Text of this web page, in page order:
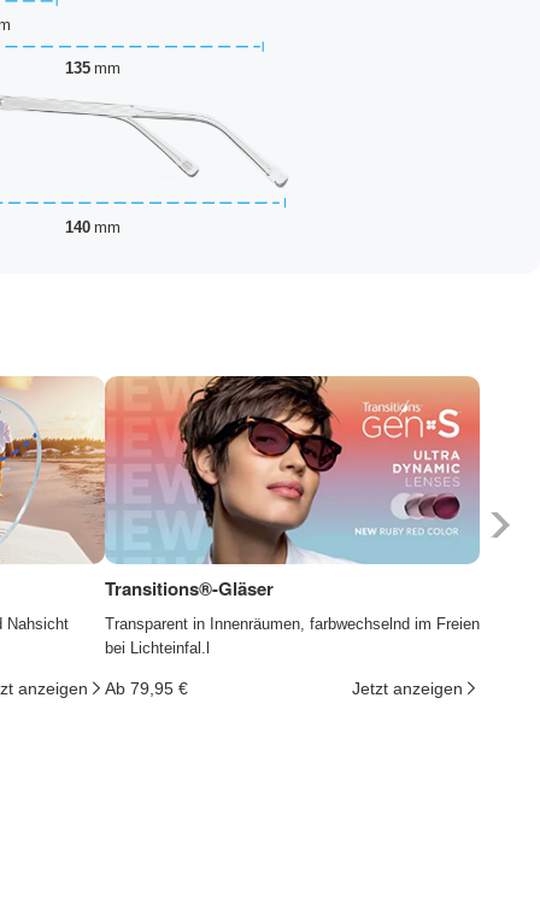
135 mm
140 mm
Nahsicht
anzeigen
Transitions®-Gläser
Transparent in Innenräumen, farbwechselnd im Freien
bei Lichteinfal.l
Ab 79,95 € Jetzt anzeigen